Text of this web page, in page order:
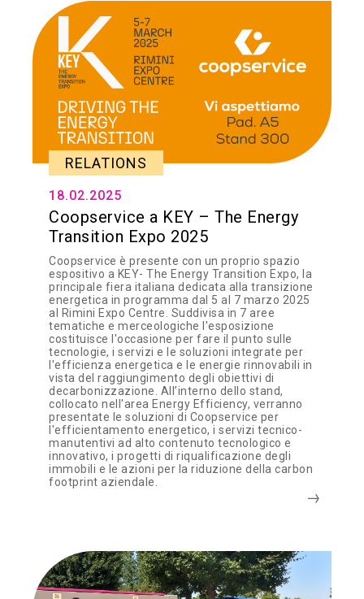
RELATIONS
18.02.2025
Coopservice a KEY – The Energy
Transition Expo 2025
Coopservice è presente con un proprio spazio
espositivo a KEY- The Energy Transition Expo, la
principale fiera italiana dedicata alla transizione
energetica in programma dal 5 al 7 marzo 2025
al Rimini Expo Centre. Suddivisa in 7 aree
tematiche e merceologiche l'esposizione
costituisce l'occasione per fare il punto sulle
tecnologie, i servizi e le soluzioni integrate per
l'efficienza energetica e le energie rinnovabili in
vista del raggiungimento degli obiettivi di
decarbonizzazione. All’interno dello stand,
collocato nell'area Energy Efficiency, verranno
presentate le soluzioni di Coopservice per
l'efficientamento energetico, i servizi tecnico-
manutentivi ad alto contenuto tecnologico e
innovativo, i progetti di riqualificazione degli
immobili e le azioni per la riduzione della carbon
footprint aziendale.